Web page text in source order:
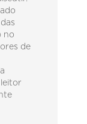
no
de